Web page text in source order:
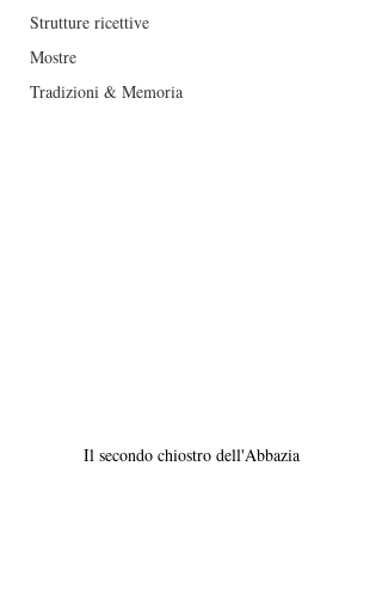
Strutture ricettive
Mostre
Tradizioni & Memoria
Il secondo chiostro dell'Abbazia